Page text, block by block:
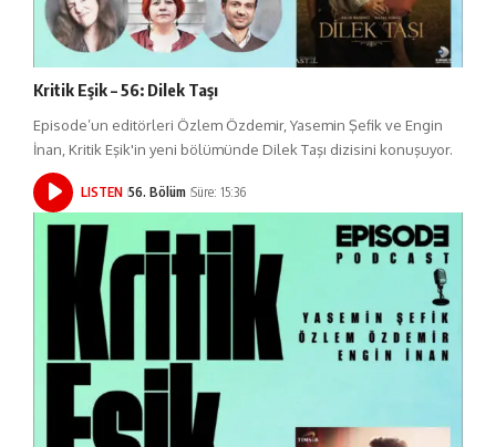
Kritik Eşik – 56: Dilek Taşı
Episode’un editörleri Özlem Özdemir, Yasemin Şefik ve Engin
İnan, Kritik Eşik'in yeni bölümünde Dilek Taşı dizisini konuşuyor.
LISTEN 56. Bölüm Süre: 15:36